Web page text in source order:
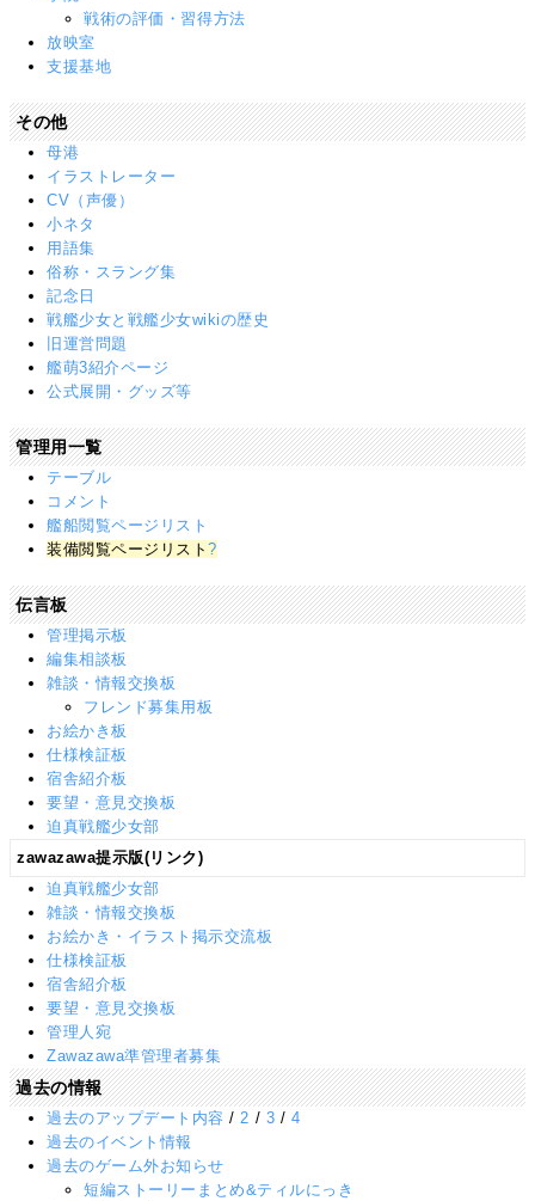
戦術の評価・習得方法
放映室
支援基地
その他
母港
イラストレーター
CV（声優）
小ネタ
用語集
俗称・スラング集
記念日
戦艦少女と戦艦少女wikiの歴史
旧運営問題
艦萌3紹介ページ
公式展開・グッズ等
管理用一覧
テーブル
コメント
艦船閲覧ページリスト
装備閲覧ページリスト?
伝言板
管理掲示板
編集相談板
雑談・情報交換板
フレンド募集用板
お絵かき板
仕様検証板
宿舎紹介板
要望・意見交換板
迫真戦艦少女部
zawazawa提示版(リンク)
迫真戦艦少女部
雑談・情報交換板
お絵かき・イラスト掲示交流板
仕様検証板
宿舎紹介板
要望・意見交換板
管理人宛
Zawazawa準管理者募集
過去の情報
過去のアップデート内容 /2 / 3 / 4
過去のイベント情報
過去のゲーム外お知らせ
短編ストーリーまとめ&ティルにっき